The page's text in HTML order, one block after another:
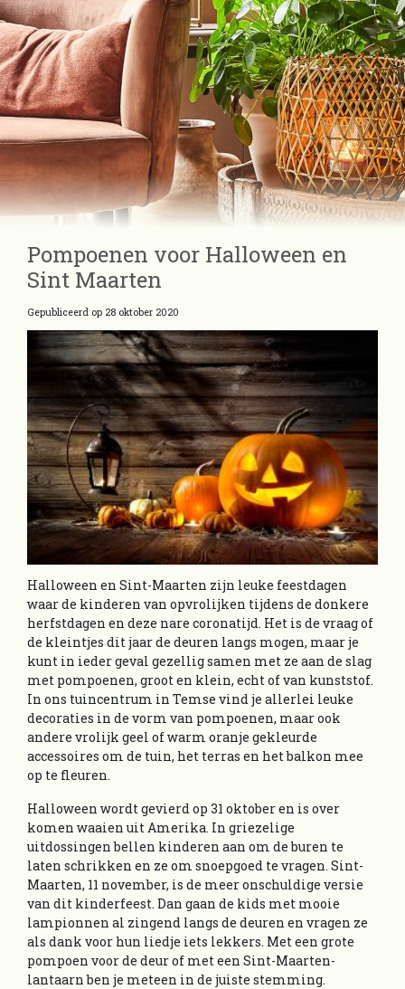
Pompoenen voor Halloween en
Sint Maarten
Gepubliceerd op 28 oktober 2020
Halloween en Sint-Maarten zijn leuke feestdagen
waar de kinderen van opvrolijken tijdens de donkere
herfstdagen en deze nare coronatijd. Het is de vraag of
de kleintjes dit jaar de deuren langs mogen, maar je
kunt in ieder geval gezellig samen met ze aan de slag
met pompoenen, groot en klein, echt of van kunststof.
In ons tuincentrum in Temse vind je allerlei leuke
decoraties in de vorm van pompoenen, maar ook
andere vrolijk geel of warm oranje gekleurde
accessoires om de tuin, het terras en het balkon mee
op te fleuren.
Halloween wordt gevierd op 31 oktober en is over
komen waaien uit Amerika. In griezelige
uitdossingen bellen kinderen aan om de buren te
laten schrikken en ze om snoepgoed te vragen. Sint-
Maarten, 11 november, is de meer onschuldige versie
van dit kinderfeest. Dan gaan de kids met mooie
lampionnen al zingend langs de deuren en vragen ze
als dank voor hun liedje iets lekkers. Met een grote
pompoen voor de deur of met een Sint-Maarten-
lantaarn ben je meteen in de juiste stemming.